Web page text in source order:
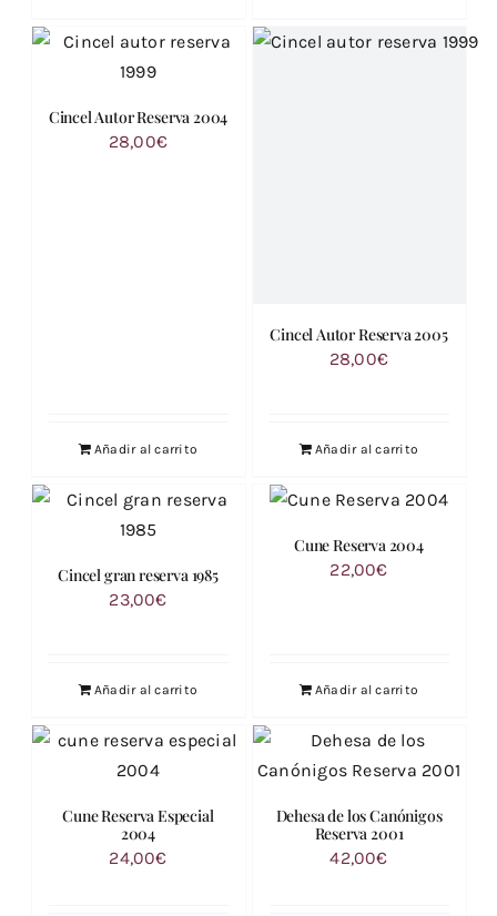
Cincel Autor Reserva 2004
28,00€
Añadir al carrito
Cincel Autor Reserva 2005
28,00€
Añadir al carrito
Cincel gran reserva 1985
23,00€
Añadir al carrito
Cune Reserva 2004
22,00€
Añadir al carrito
Cune Reserva Especial
2004
24,00€
Dehesa de los Canónigos
Reserva 2001
42,00€